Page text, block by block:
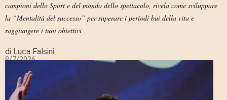
campioni dello Sport e del mondo dello spettacolo, rivela come sviluppare
la “Mentalità del successo” per superare i periodi bui della vita e
raggiungere i tuoi obiettivi
di Luca Falsini
8/7/2026